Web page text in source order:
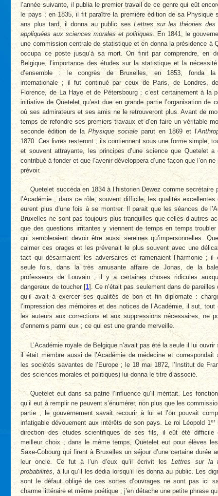
l’année suivante, il publia le premier travail de ce genre qui eût
le pays ; en 1835, il fit paraître la première édition de sa Physique
ans plus tard, il donna au public sesLettres sur les théories des
appliquées aux sciences morales et politiques.En 1841, le
une commission centrale de statistique et en donna la présidence à
occupa ce poste jusqu’à sa mort. On finit par comprendre, en
Belgique, l’importance des études sur la statistique et la
d’ensemble : le congrès de Bruxelles, en 1853, fonda la
internationale ; il fut continué par ceux de Paris, de Londres,
Florence, de La Haye et de Pétersbourg ; c’est certainement à la
initiative de Quetelet qu’est due en grande partie l’organisation de
où ses admirateurs et ses amis ne le retrouveront plus. Avant de
temps de refondre ses premiers travaux et d’en faire un véritable
seconde édition de laPhysique sociale parut en 1869 et l’
1870. Ces livres resteront ; ils contiennent sous une forme simple,
et souvent attrayante, les principes d’une science que Quetelet a
contribué à fonder et que l’avenir développera d’une façon que l’on
prévoir.
Quetelet succéda en 1834 à l’historien Dewez comme secrétaire
l’Académie ; dans ce rôle, souvent difficile, les qualités excellentes
eurent plus d’une fois à se montrer. Il parait que les séances de
Bruxelles ne sont pas toujours plus tranquilles que celles d’autres
que des questions irritantes y viennent de temps en temps
qui sembleraient devoir être aussi sereines qu’impersonnelles.
calmer ces orages et les prévenait le plus souvent avec une
tact qui désarmaient les adversaires et ramenaient l’harmonie ; il
seule fois, dans la très amusante affaire de Jonas, de la
professeurs de Louvain ; il y a certaines choses ridicules
dangereux de toucher[1] . Ce n’était pas seulement dans de
qu’il avait à exercer ses qualités de bon et fin diplomate :
l’impression des mémoires et des notices de l’Académie, il sut, tout
les auteurs aux corrections et aux suppressions nécessaires, ne
d’ennemis parmi eux ; ce qui est une grande merveille.
L’Académie royale de Belgique n’avait pas été la seule il lui
il était membre aussi de l’Académie de médecine et correspondait
les sociétés savantes de l’Europe ; le 18 mai 1872, l’Institut de
des sciences morales et politiques) lui donna le titre d’associé.
Quetelet eut dans sa patrie l’influence qu’il méritait. Les
qu’il eut à remplir ne peuvent s’énumérer, non plus que les
partie ; le gouvernement savait recourir à lui et l’on pouvait
infatigable dévouement aux intérêts de son pays. Le roi Léopold 1er
direction des études scientifiques de ses fils, il eût été difficile
meilleur choix ; dans le même temps, Quetelet eut pour élèves
Saxe-Cobourg qui firent à Bruxelles un séjour d’une certaine durée
leur oncle. Ce fut à l’un d’eux qu’il écrivit les Lettres sur la
probabilités, à lui qu’il les dédia lorsqu’il les donna au public. Les
sont le défaut obligé de ces sortes d’ouvrages ne sont pas ici
charme littéraire et même poétique ; j’en détache une petite phrase